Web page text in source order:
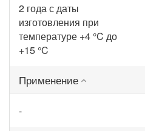
2 года с даты
изготовления при
температуре +4 °C до
+15 °C
Применение
-